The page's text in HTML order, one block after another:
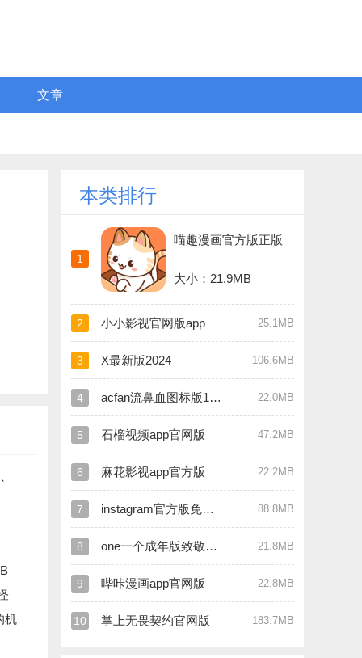
文章
机
本类排行
1
喵趣漫画官方版正版
大小：21.9MB
2 小小影视官网版app 25.1MB
3 X最新版2024 106.6MB
4 acfan流鼻血图标版1.1.2安卓版中文版 22.0MB
5 石榴视频app官网版 47.2MB
6 麻花影视app官方版 22.2MB
7 instagram官方版免费版 88.8MB
8 one一个成年版致敬韩寒版 21.8MB
9 哔咔漫画app官网版 22.8MB
10 掌上无畏契约官网版 183.7MB